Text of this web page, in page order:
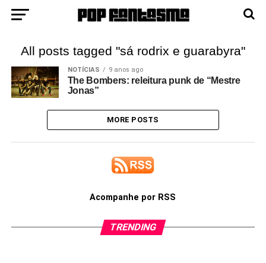
All posts tagged "sá rodrix e guarabyra"
NOTÍCIAS 9 anos ago
The Bombers: releitura punk de “Mestre
Jonas”
MORE POSTS
Acompanhe por RSS
TRENDING